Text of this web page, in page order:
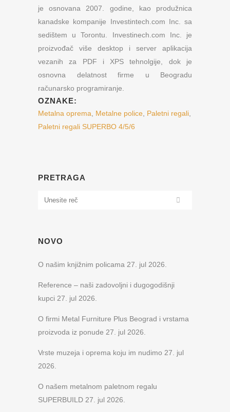
je osnovana 2007. godine, kao produžnica
kanadske kompanije Investintech.com Inc. sa
sedištem u Torontu. Investinech.com Inc. je
proizvođač više desktop i server aplikacija
vezanih za PDF i XPS tehnolgije, dok je
osnovna delatnost firme u Beogradu
računarsko programiranje.
OZNAKE:
Metalna oprema, Metalne police, Paletni regali,
Paletni regali SUPERBO 4/5/6
PRETRAGA
NOVO
O našim knjižnim policama 27. jul 2026.
Reference – naši zadovoljni i dugogodišnji
kupci 27. jul 2026.
O firmi Metal Furniture Plus Beograd i vrstama
proizvoda iz ponude 27. jul 2026.
Vrste muzeja i oprema koju im nudimo 27. jul
2026.
O našem metalnom paletnom regalu
SUPERBUILD 27. jul 2026.